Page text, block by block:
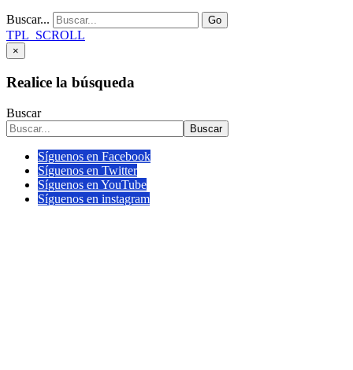
Buscar... Go
TPL_SCROLL
×
Realice la búsqueda
Buscar
Buscar
Síguenos en Facebook
Síguenos en Twitter
Síguenos en YouTube
Síguenos en instagram